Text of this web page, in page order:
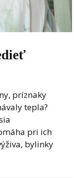
príznaky
tepla?
pri ich
bylinky